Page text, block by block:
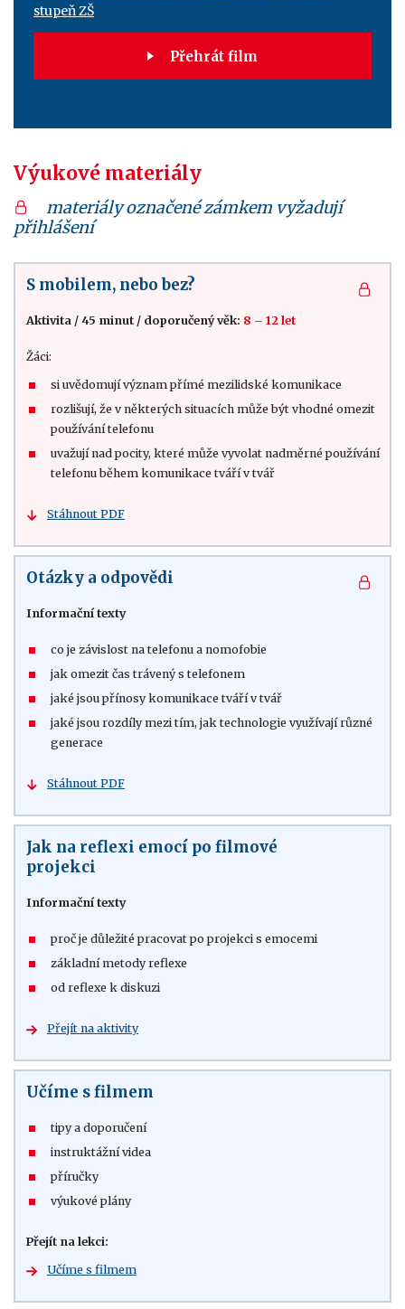
stupeň ZŠ
Přehrát film
Výukové materiály
materiály označené zámkem vyžadují
přihlášení
S mobilem, nebo bez?
Aktivita / 45 minut / doporučený věk: 8 – 12 let
Žáci:
si uvědomují význam přímé mezilidské komunikace
rozlišují, že v některých situacích může být vhodné omezit
používání telefonu
uvažují nad pocity, které může vyvolat nadměrné používání
telefonu během komunikace tváří v tvář
Stáhnout PDF
Otázky a odpovědi
Informační texty
co je závislost na telefonu a nomofobie
jak omezit čas trávený s telefonem
jaké jsou přínosy komunikace tváří v tvář
jaké jsou rozdíly mezi tím, jak technologie využívají různé
generace
Stáhnout PDF
Jak na reflexi emocí po filmové
projekci
Informační texty
proč je důležité pracovat po projekci s emocemi
základní metody reflexe
od reflexe k diskuzi
Přejít na aktivity
Učíme s filmem
tipy a doporučení
instruktážní videa
příručky
výukové plány
Přejít na lekci:
Učíme s filmem